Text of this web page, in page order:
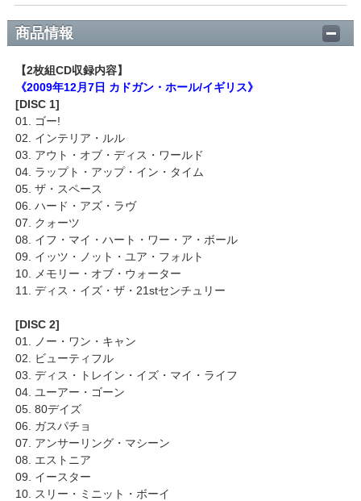
商品情報
【2枚組CD収録内容】
《2009年12月7日 カドガン・ホール/イギリス》
[DISC 1]
01. ゴー!
02. インテリア・ルル
03. アウト・オブ・ディス・ワールド
04. ラップト・アップ・イン・タイム
05. ザ・スペース
06. ハード・アズ・ラヴ
07. クォーツ
08. イフ・マイ・ハート・ワー・ア・ボール
09. イッツ・ノット・ユア・フォルト
10. メモリー・オブ・ウォーター
11. ディス・イズ・ザ・21stセンチュリー
[DISC 2]
01. ノー・ワン・キャン
02. ビューティフル
03. ディス・トレイン・イズ・マイ・ライフ
04. ユーアー・ゴーン
05. 80デイズ
06. ガスパチョ
07. アンサーリング・マシーン
08. エストニア
09. イースター
10. スリー・ミニット・ボーイ